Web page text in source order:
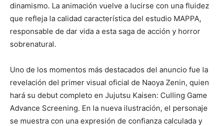
dinamismo. La animación vuelve a lucirse con una fluidez
que refleja la calidad característica del estudio MAPPA,
responsable de dar vida a esta saga de acción y horror
sobrenatural.
Uno de los momentos más destacados del anuncio fue la
revelación del primer visual oficial de Naoya Zenin, quien
hará su debut completo en Jujutsu Kaisen: Culling Game
Advance Screening. En la nueva ilustración, el personaje
se muestra con una expresión de confianza calculada y